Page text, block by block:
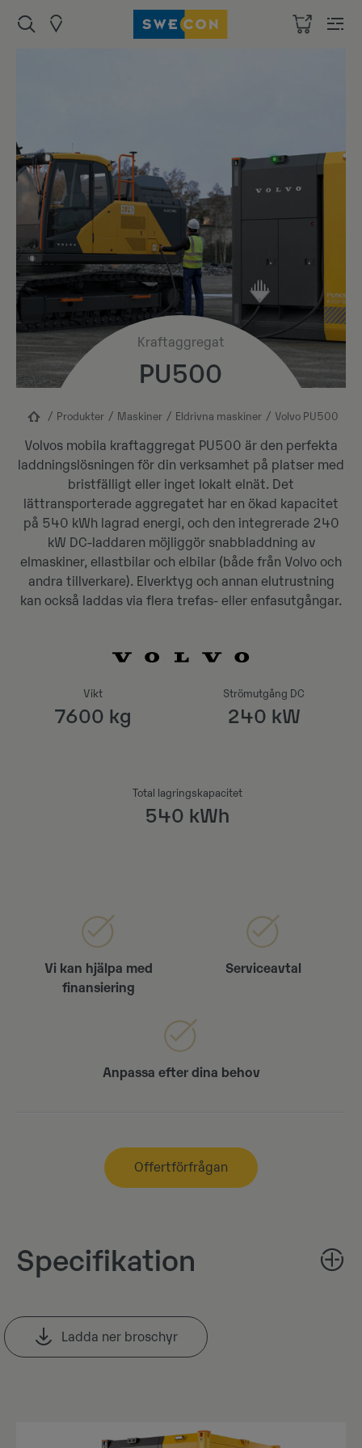
Kraftaggregat
PU500
Produkter Maskiner​ Eldrivna maskiner Volvo PU500
Volvos mobila kraftaggregat PU500 är den perfekta
laddningslösningen för din verksamhet på platser med
bristfälligt eller inget lokalt elnät. Det
lättransporterade aggregatet har en ökad kapacitet
på 540 kWh lagrad energi, och den integrerade 240
kW DC-laddaren möjliggör snabbladdning av
elmaskiner, ellastbilar och elbilar (både från Volvo och
andra tillverkare). Elverktyg och annan elutrustning
kan också laddas via flera trefas- eller enfasutgångar.
Vikt
7600 kg
Strömutgång DC
240 kW
Total lagringskapacitet
540 kWh
Vi kan hjälpa med
finansiering
Serviceavtal
Anpassa efter dina behov
Offertförfrågan
Specifikation
Ladda ner broschyr